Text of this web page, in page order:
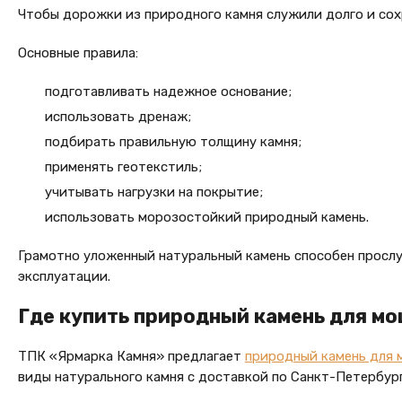
Чтобы дорожки из природного камня служили долго и
Основные правила:
подготавливать надежное основание;
использовать дренаж;
подбирать правильную толщину камня;
применять геотекстиль;
учитывать нагрузки на покрытие;
использовать морозостойкий природный камень.
Грамотно уложенный натуральный камень способен
эксплуатации.
Где купить природный камень для
ТПК «Ярмарка Камня» предлагает природный камень для
виды натурального камня с доставкой по Санкт-